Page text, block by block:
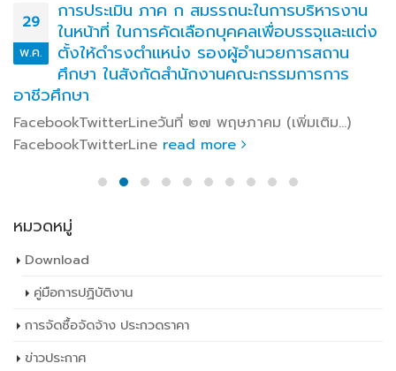
29
พ.ค.
การประเมิน ภาค ก สมรรถนะในการบริหารงาน
ในหน้าที่ ในการคัดเลือกบุคคลเพื่อบรรจุและแต่ง
ตั้งให้ดำรงตำแหน่ง รองผู้อำนวยการสถาน
ศึกษา ในสังกัดสำนักงานคณะกรรมการการ
อาชีวศึกษา
FacebookTwitterLineวันที่ ๒๗ พฤษภาคม (เพิ่มเติม…)
FacebookTwitterLine read more
หมวดหมู่
Download
คู่มือการปฏิบัติงาน
การจัดซื้อจัดจ้าง ประกวดราคา
ข่าวประกาศ